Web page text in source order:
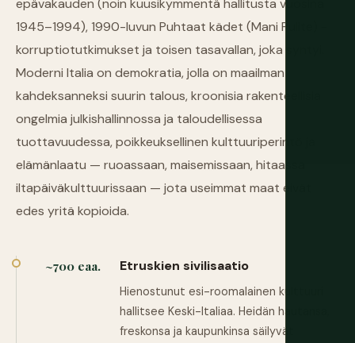
epävakauden (noin kuusikymmentä hallitusta vuosina
1945–1994), 1990-luvun Puhtaat kädet (Mani Pulite) -
korruptiotutkimukset ja toisen tasavallan, joka syntyi.
Moderni Italia on demokratia, jolla on maailman
kahdeksanneksi suurin talous, kroonisia rakenteellisia
ongelmia julkishallinnossa ja taloudellisessa
tuottavuudessa, poikkeuksellinen kulttuuriperintö ja
elämänlaatu — ruoassaan, maisemissaan, hitaassa
iltapäiväkulttuurissaan — jota useimmat maat eivät
edes yritä kopioida.
~700 eaa. Etruskien sivilisaatio
Hienostunut esi-roomalainen kulttuuri
hallitsee Keski-Italiaa. Heidän hautansa,
freskonsa ja kaupunkinsa säilyvät